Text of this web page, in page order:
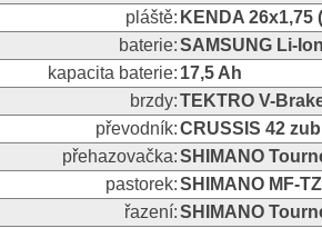
pláště: KENDA 26x1,75
baterie:SAMSUNG Li-
kapacita baterie: 17,5 Ah
brzdy:TEKTRO V-
převodník:CRUSSIS 42
přehazovačka:SHIMANO
pastorek:SHIMANO MF-
řazení:SHIMANO